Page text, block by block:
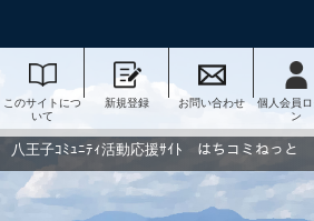
このサイトにつ
いて
新規登録 お問い合わせ
個人会員ロ
ン
八王子ｺﾐｭﾆﾃｨ活動応援ｻｲﾄ はちコミねっと